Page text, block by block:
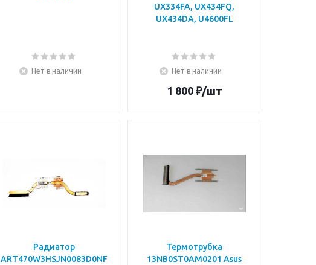
Нет в наличии
UX334FA, UX434FQ,
UX434DA, U4600FL
Нет в наличии
1 800₽/шт
Радиатор
ART470W3HSJN0083D0NF
Термотрубка
13NB0ST0AM0201 Asus